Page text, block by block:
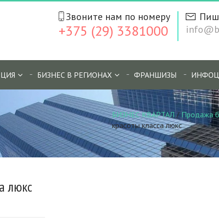
Звоните нам по номеру
+375 (29) 3381000
БИЗНЕС В РЕГИОНАХ ФРАНШИЗЫ
БИЗНЕС КВАРТАЛ / Продажа
красоты класса люкс
люкс